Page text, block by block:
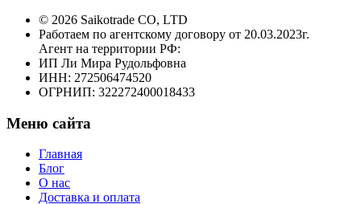
© 2026 Saikotrade CO, LTD
Работаем по агентскому договору от 20.03.2023г.
Агент на территории РФ:
ИП Ли Мира Рудольфовна
ИНН: 272506474520
ОГРНИП: 322272400018433
Меню сайта
Главная
Блог
О нас
Доставка и оплата